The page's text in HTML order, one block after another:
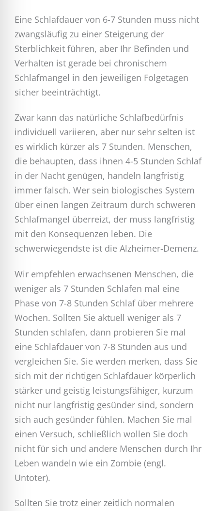
Eine Schlafdauer von 6-7 Stunden muss nicht
zwangsläufig zu einer Steigerung der
Sterblichkeit führen, aber Ihr Befinden und
Verhalten ist gerade bei chronischem
Schlafmangel in den jeweiligen Folgetagen
sicher beeinträchtigt.
Zwar kann das natürliche Schlafbedürfnis
individuell variieren, aber nur sehr selten ist
es wirklich kürzer als 7 Stunden. Menschen,
die behaupten, dass ihnen 4-5 Stunden Schlaf
in der Nacht genügen, handeln langfristig
immer falsch. Wer sein biologisches System
über einen langen Zeitraum durch schweren
Schlafmangel überreizt, der muss langfristig
mit den Konsequenzen leben. Die
schwerwiegendste ist die Alzheimer-Demenz.
Wir empfehlen erwachsenen Menschen, die
weniger als 7 Stunden Schlafen mal eine
Phase von 7-8 Stunden Schlaf über mehrere
Wochen. Sollten Sie aktuell weniger als 7
Stunden schlafen, dann probieren Sie mal
eine Schlafdauer von 7-8 Stunden aus und
vergleichen Sie. Sie werden merken, dass Sie
sich mit der richtigen Schlafdauer körperlich
stärker und geistig leistungsfähiger, kurzum
nicht nur langfristig gesünder sind, sondern
sich auch gesünder fühlen. Machen Sie mal
einen Versuch, schließlich wollen Sie doch
nicht für sich und andere Menschen durch Ihr
Leben wandeln wie ein Zombie (engl.
Untoter).
Sollten Sie trotz einer zeitlich normalen